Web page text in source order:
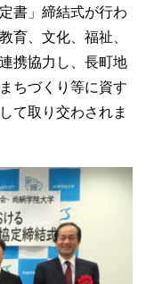
書」締結式が行わ
育、文化、福祉、
携協力し、長町地
ちづくり等に資す
て取り交わされま